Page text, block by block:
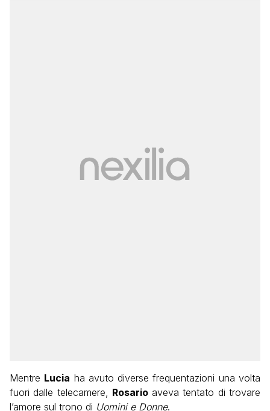
Mentre Lucia ha avuto diverse frequentazioni una volta
fuori dalle telecamere, Rosarioaveva tentato di trovare
l’amore sul trono di Uomini e Donne.